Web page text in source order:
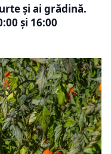
și ai grădină.
și 16:00